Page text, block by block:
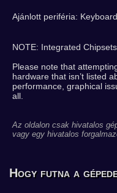
Ajánlott periféria:
NOTE: Integrated
Please note that
hardware that isn’t listed
performance, graphical
all.
Az oldalon csak hivatalos
vagy egy hivatalos
Hogy futna a